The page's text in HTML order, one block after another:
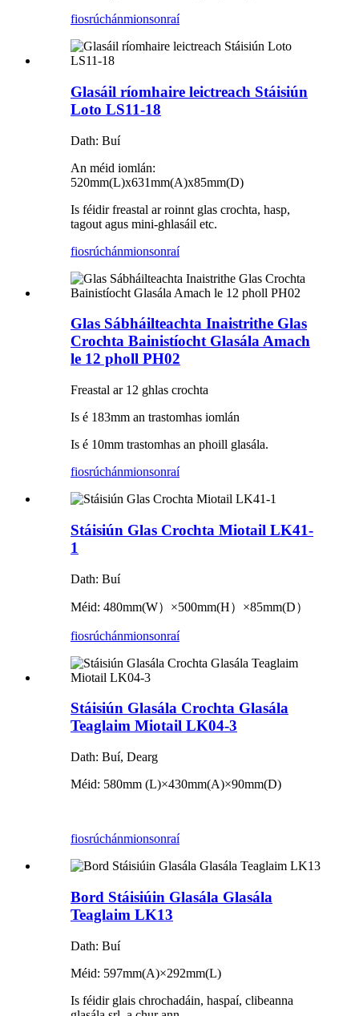
fiosrúchánmionsonraí
Glasáil ríomhaire leictreach Stáisiún
Loto LS11-18
Dath: Buí
An méid iomlán:
520mm(L)x631mm(A)x85mm(D)
Is féidir freastal ar roinnt glas crochta, hasp,
tagout agus mini-ghlasáil etc.
fiosrúchánmionsonraí
Glas Sábháilteachta Inaistrithe Glas
Crochta Bainistíocht Glasála Amach
le 12 pholl PH02
Freastal ar 12 ghlas crochta
Is é 183mm an trastomhas iomlán
Is é 10mm trastomhas an phoill glasála.
fiosrúchánmionsonraí
Stáisiún Glas Crochta Miotail LK41-
1
Dath: Buí
Méid: 480mm(W）×500mm(H）×85mm(D）
fiosrúchánmionsonraí
Stáisiún Glasála Crochta Glasála
Teaglaim Miotail LK04-3
Dath: Buí, Dearg
Méid: 580mm (L)×430mm(A)×90mm(D)
fiosrúchánmionsonraí
Bord Stáisiúin Glasála Glasála
Teaglaim LK13
Dath: Buí
Méid: 597mm(A)×292mm(L)
Is féidir glais chrochadáin, haspaí, clibeanna